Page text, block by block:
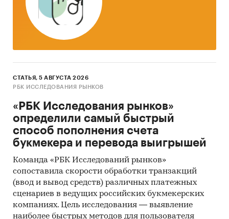
СТАТЬЯ, 5 АВГУСТА 2026
РБК ИССЛЕДОВАНИЯ РЫНКОВ
«РБК Исследования рынков»
определили самый быстрый
способ пополнения счета
букмекера и перевода выигрышей
Команда «РБК Исследований рынков»
сопоставила скорости обработки транзакций
(ввод и вывод средств) различных платежных
сценариев в ведущих российских букмекерских
компаниях. Цель исследования — выявление
наиболее быстрых методов для пользователя